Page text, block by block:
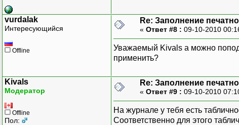
vurdalak
Интересующийся
Offline
Re: Заполнение
« Ответ #8 : 09-10-2010
Уважаемый Kivals а можно
применить?
Kivals
Модератор
Offline
Пол:
Re: Заполнение
« Ответ #9 : 09-10-2010
На журнале у тебя есть
Соответственно для этого